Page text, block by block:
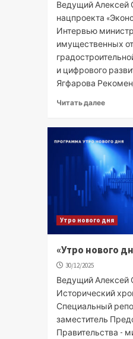
Ведущий Алексей
нацпроекта
Интервью
имущественных
и цифрового
Ягфарова
Читать далее
Утро нового дня
«Утро нового
30/12/2025
Ведущий Алексей
Исторический
Специальный
заместитель
Правительства -